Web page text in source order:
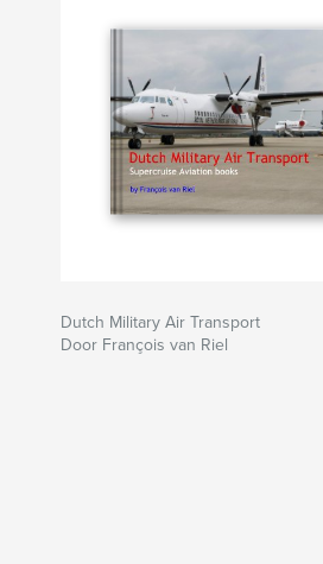
Dutch Military Air Transport
Door François van Riel